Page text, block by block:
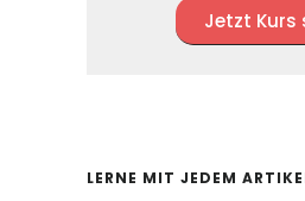
Jetzt
LERNE MIT JEDEM